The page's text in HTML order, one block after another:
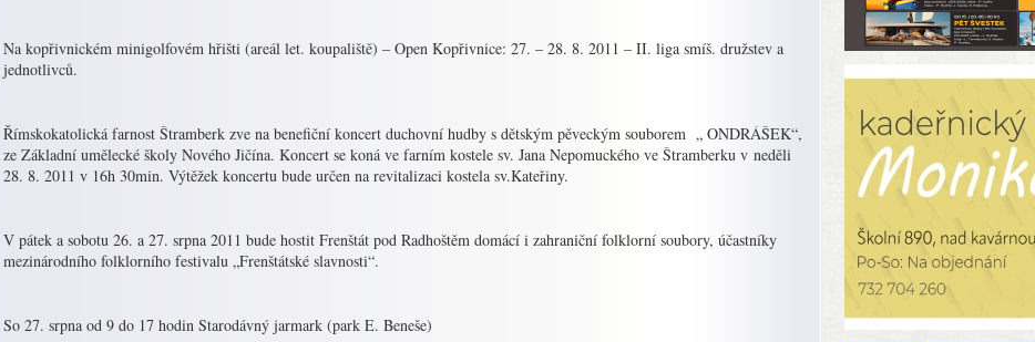
Na kopřivnickém minigolfovém hřišti (areál let. koupaliště) – Open Kopřivnice: 27. – 28. 8. 2011 – II. liga smíš. družstev a
jednotlivců.
Římskokatolická farnost Štramberk zve na benefiční koncert duchovní hudby s dětským pěveckým souborem „ ONDRÁŠEK“,
ze Základní umělecké školy Nového Jičína. Koncert se koná ve farním kostele sv. Jana Nepomuckého ve Štramberku v neděli
28. 8. 2011 v 16h 30min. Výtěžek koncertu bude určen na revitalizaci kostela sv.Kateřiny.
V pátek a sobotu 26. a 27. srpna 2011 bude hostit Frenštát pod Radhoštěm domácí i zahraniční folklorní soubory, účastníky
mezinárodního folklorního festivalu „Frenštátské slavnosti“.
So 27. srpna od 9 do 17 hodin Starodávný jarmark (park E. Beneše)